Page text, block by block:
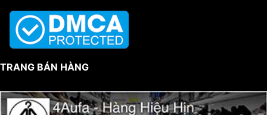
TRANG BÁN HÀNG